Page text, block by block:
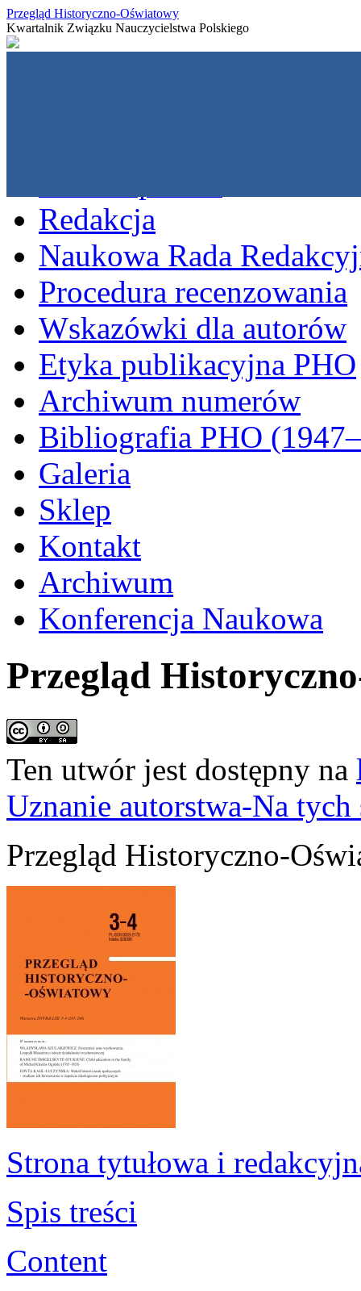
Przegląd Historyczno-Oświatowy
Kwartalnik Związku Nauczycielstwa Polskiego
Redakcja
Naukowa Rada
Procedura recenzowania
Wskazówki dla autorów
Etyka publikacyjna PHO
Archiwum numerów
Bibliografia PHO
Galeria
Sklep
Kontakt
Archiwum
Konferencja Naukowa
Przegląd
Ten utwór jest dostępny na
Uznanie autorstwa-Na
Przegląd Historyczno-
Strona tytułowa i
Spis treści
Content